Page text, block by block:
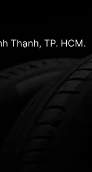
Thạnh, TP. HCM.